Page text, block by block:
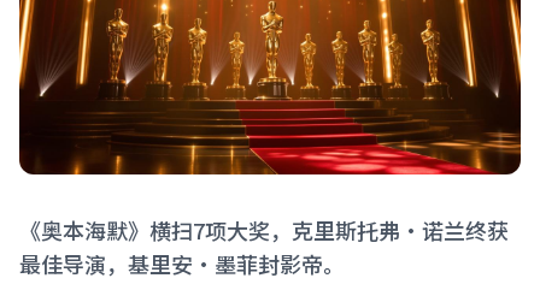
《奥本海默》横扫7项大奖，克里斯托弗·诺兰终获
最佳导演，基里安·墨菲封影帝。